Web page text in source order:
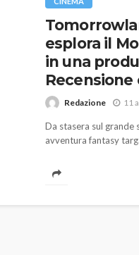
esplora il
in una
Recensione
Redazione 11
Da stasera sul grande
avventura fantasy